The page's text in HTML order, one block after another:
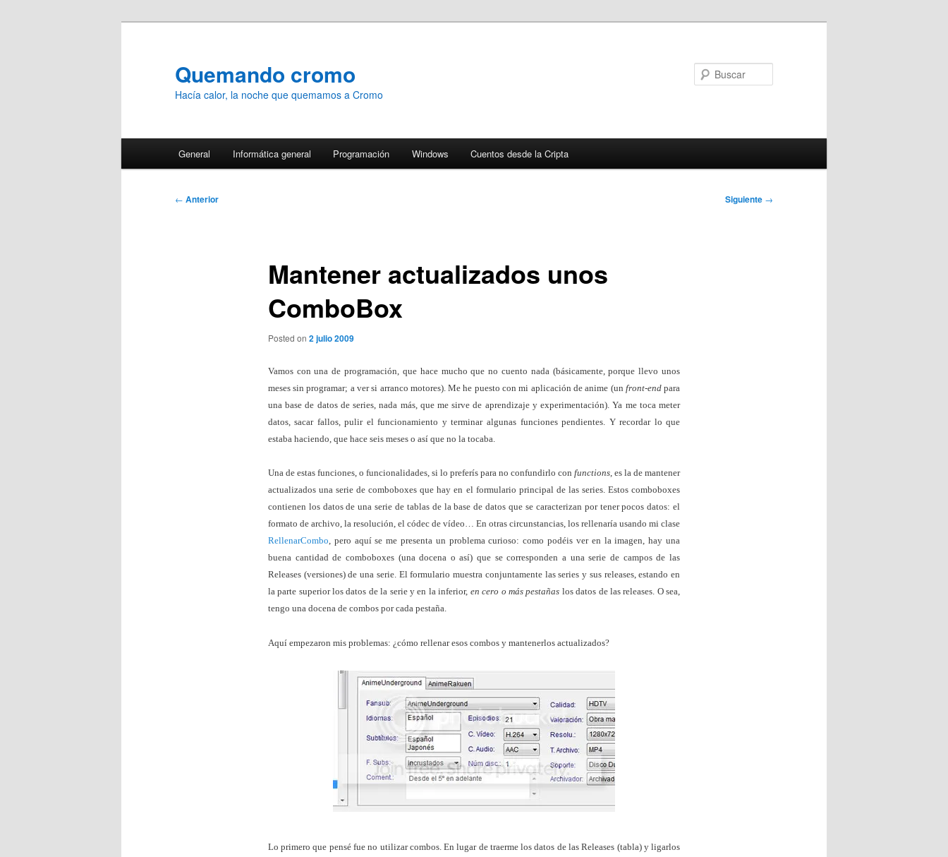
Quemando cromo
Hacía calor, la noche que quemamos a Cromo
General Informática general Programación Windows Cuentos desde la Cripta
Navegación
← Anterior Siguiente →
Mantener actualizados unos
ComboBox
Posted on 2 julio 2009
Vamos con una de programación, que hace mucho que no cuento nada (básicamente, porque llevo unos
meses sin programar; a ver si arranco motores). Me he puesto con mi aplicación de anime (un front-endpara
una base de datos de series, nada más, que me sirve de aprendizaje y experimentación). Ya me toca meter
datos, sacar fallos, pulir el funcionamiento y terminar algunas funciones pendientes. Y recordar lo que
estaba haciendo, que hace seis meses o así que no la tocaba.
Una de estas funciones, o funcionalidades, si lo preferís para no confundirlo confunctions, es la de mantener
actualizados una serie de comboboxes que hay en el formulario principal de las series. Estos comboboxes
contienen los datos de una serie de tablas de la base de datos que se caracterizan por tener pocos datos: el
formato de archivo, la resolución, el códec de vídeo… En otras circunstancias, los rellenaría usando mi clase
RellenarCombo, pero aquí se me presenta un problema curioso: como podéis ver en la imagen, hay una
buena cantidad de comboboxes (una docena o así) que se corresponden a una serie de campos de las
Releases (versiones) de una serie. El formulario muestra conjuntamente las series y sus releases, estando en
la parte superior los datos de la serie y en la inferior, en cero o más pestañas los datos de las releases. O sea,
tengo una docena de combos por cada pestaña.
Aquí empezaron mis problemas: ¿cómo rellenar esos combos y mantenerlos actualizados?
Lo primero que pensé fue no utilizar combos. En lugar de traerme los datos de las Releases (tabla) y ligarlos